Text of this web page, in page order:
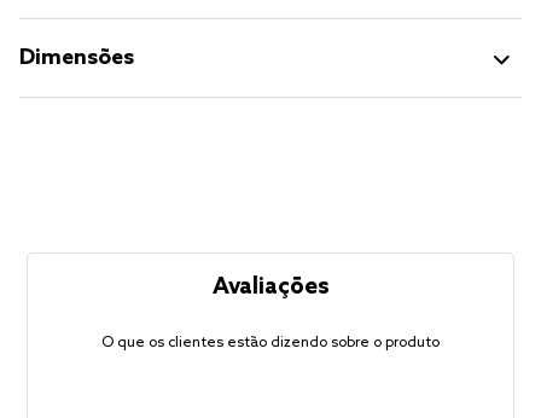
Dimensões
Avaliações
O que os clientes estão dizendo sobre o produto